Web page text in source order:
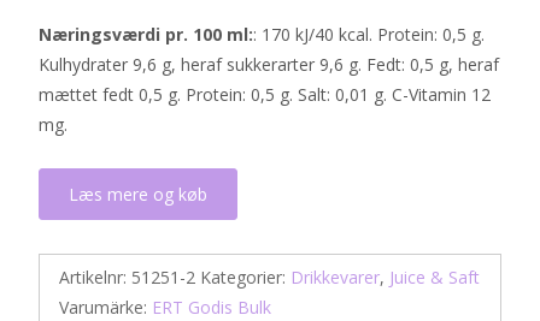
Næringsværdi pr. 100 ml:: 170 kJ/40 kcal. Protein: 0,5 g.
Kulhydrater 9,6 g, heraf sukkerarter 9,6 g. Fedt: 0,5 g, heraf
mættet fedt 0,5 g. Protein: 0,5 g. Salt: 0,01 g. C-Vitamin 12
mg.
Læs mere og køb
Artikelnr: 51251-2 Kategorier: Drikkevarer, Juice & Saft
Varumärke: ERT Godis Bulk